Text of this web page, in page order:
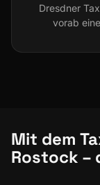
Dresdner
vorab
Mit dem
Rostock